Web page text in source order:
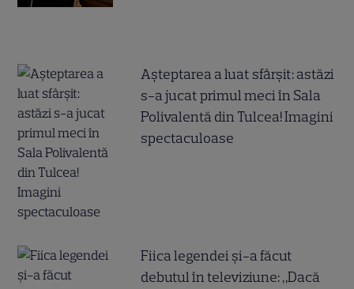
Așteptarea a luat sfârșit: astăzi
s-a jucat primul meci în Sala
Polivalentă din Tulcea! Imagini
spectaculoase
Fiica legendei și-a făcut
debutul în televiziune: „Dacă